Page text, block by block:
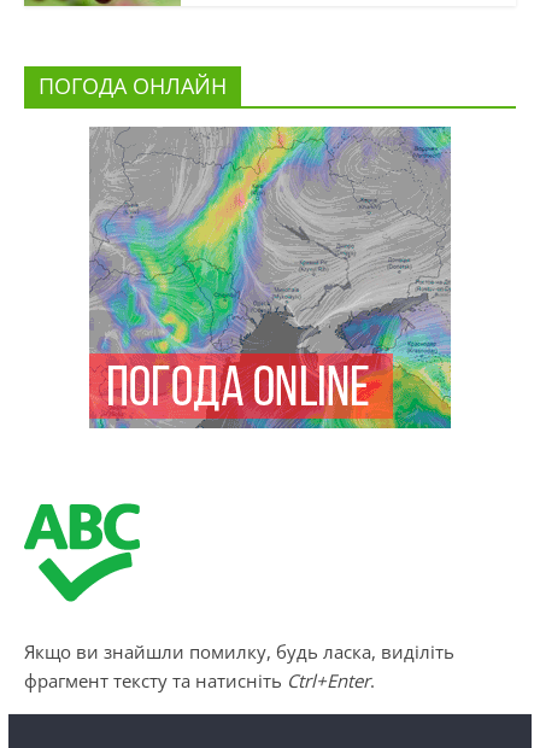
ПОГОДА ОНЛАЙН
Якщо ви знайшли помилку, будь ласка, виділіть
фрагмент тексту та натисніть Ctrl+Enter.